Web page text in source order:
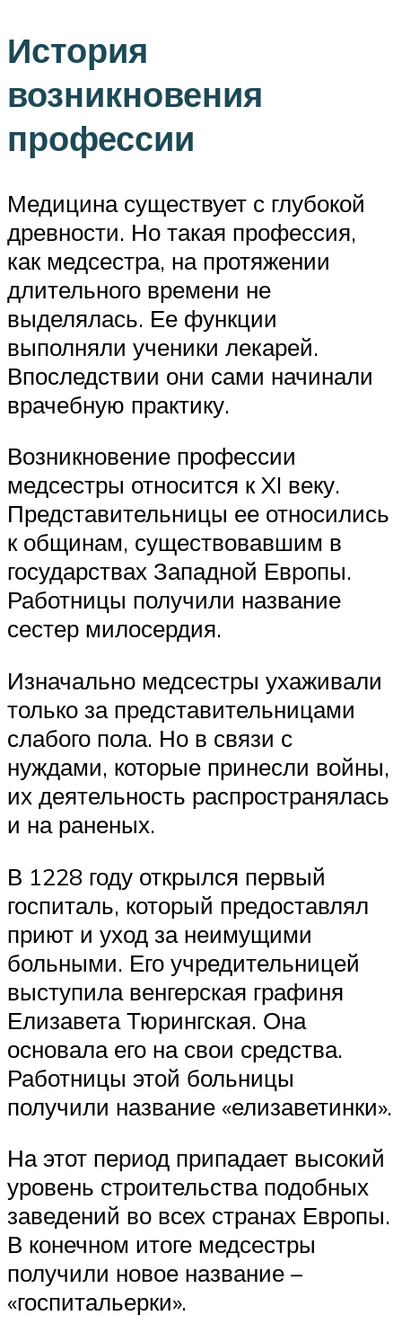
История
возникновения
профессии
Медицина существует с глубокой
древности. Но такая профессия,
как медсестра, на протяжении
длительного времени не
выделялась. Ее функции
выполняли ученики лекарей.
Впоследствии они сами начинали
врачебную практику.
Возникновение профессии
медсестры относится к XI веку.
Представительницы ее относились
к общинам, существовавшим в
государствах Западной Европы.
Работницы получили название
сестер милосердия.
Изначально медсестры ухаживали
только за представительницами
слабого пола. Но в связи с
нуждами, которые принесли войны,
их деятельность распространялась
и на раненых.
В 1228 году открылся первый
госпиталь, который предоставлял
приют и уход за неимущими
больными. Его учредительницей
выступила венгерская графиня
Елизавета Тюрингская. Она
основала его на свои средства.
Работницы этой больницы
получили название «елизаветинки».
На этот период припадает высокий
уровень строительства подобных
заведений во всех странах Европы.
В конечном итоге медсестры
получили новое название –
«госпитальерки».